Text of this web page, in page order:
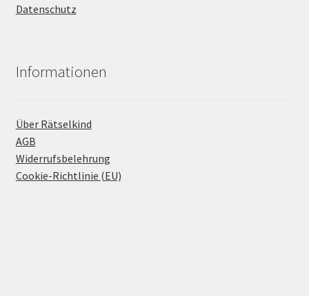
Datenschutz
Informationen
Über Rätselkind
AGB
Widerrufsbelehrung
Cookie-Richtlinie (EU)